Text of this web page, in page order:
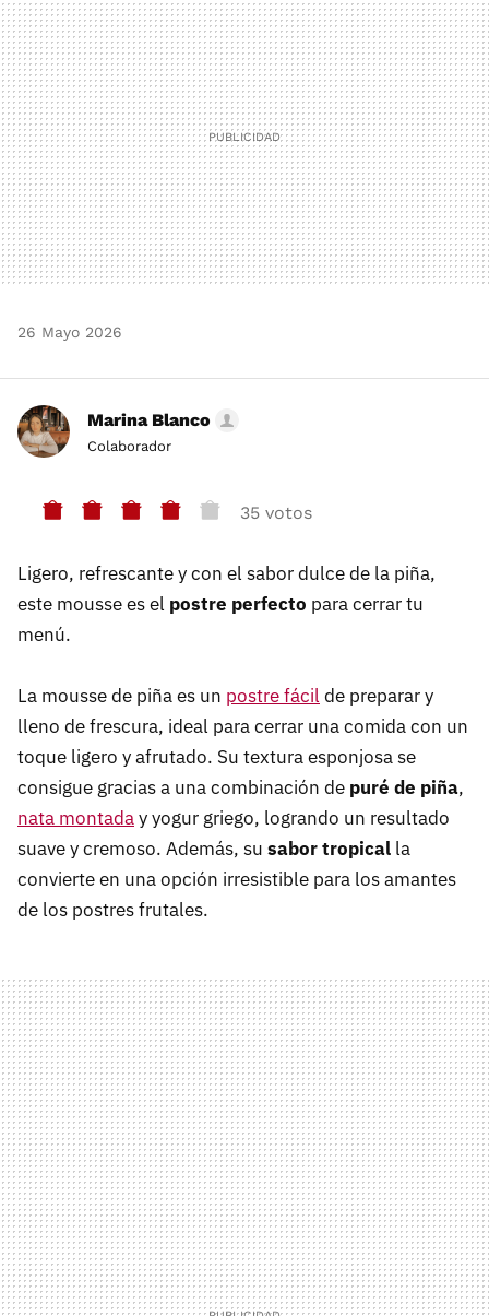
MAIL
26 Mayo 2026
Marina Blanco
Colaborador
35 votos
Ligero, refrescante y con el sabor dulce de la piña,
este mousse es el postre perfecto para cerrar tu
menú.
La mousse de piña es un postre fácilde preparar y
lleno de frescura, ideal para cerrar una comida con un
toque ligero y afrutado. Su textura esponjosa se
consigue gracias a una combinación de puré de piña,
nata montaday yogur griego, logrando un resultado
suave y cremoso. Además, su sabor tropical la
convierte en una opción irresistible para los amantes
de los postres frutales.